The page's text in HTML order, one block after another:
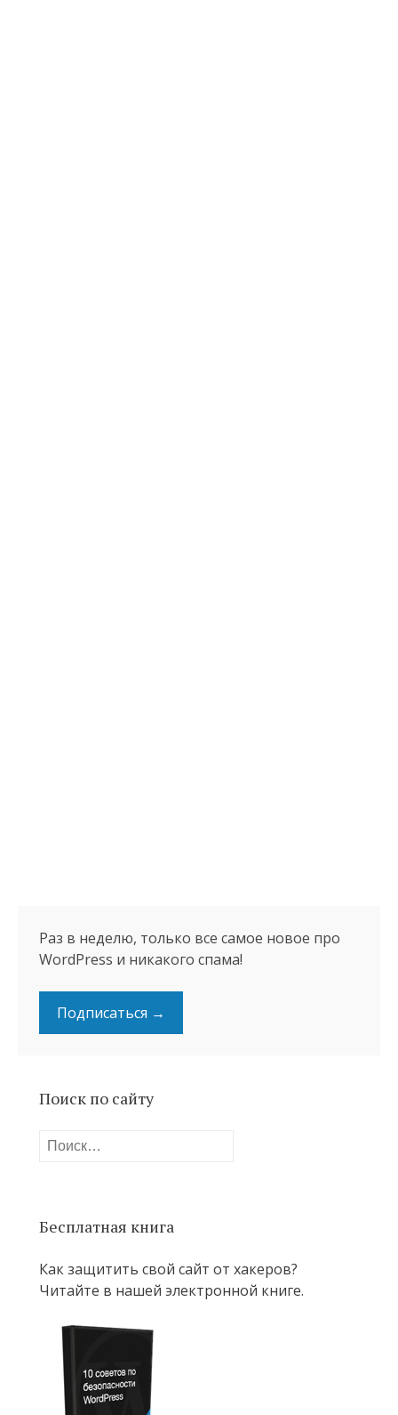
Раз в неделю, только все самое новое про
WordPress и никакого спама!
Подписаться →
Поиск по сайту
Найти:
Бесплатная книга
Как защитить свой сайт от хакеров?
Читайте в нашей электронной книге.